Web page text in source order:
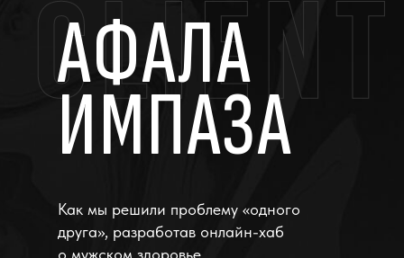
АФАЛА
ИМПАЗА
Как мы решили проблему «одного
друга», разработав онлайн-хаб
о мужском здоровье